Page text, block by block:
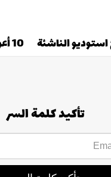
تأكيد كلمة السر
استوديو الناشئة 10 أعوام من 421